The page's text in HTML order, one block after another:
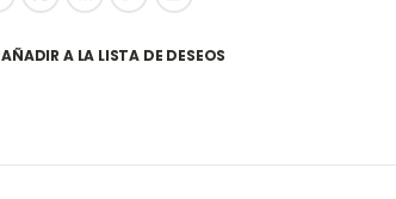
AÑADIR A LA LISTA DE DESEOS